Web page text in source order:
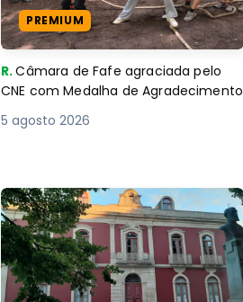
PREMIUM
R.Câmara de Fafe agraciada pelo
CNE com Medalha de Agradecimento
5 agosto 2026